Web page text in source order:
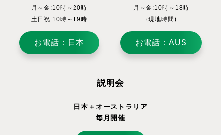
月～金:10時～20時
土日祝:10時～19時
お電話：日本
月～金:10時～18時
(現地時間)
お電話：AUS
説明会
日本＋オーストラリア
毎月開催